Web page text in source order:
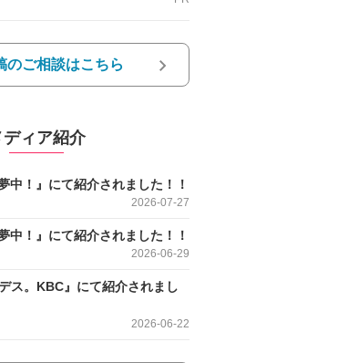
のご相談はこちら
ディア紹介
中！』にて紹介されました！！
2026-07-27
中！』にて紹介されました！！
2026-06-29
ス。KBC』にて紹介されまし
2026-06-22